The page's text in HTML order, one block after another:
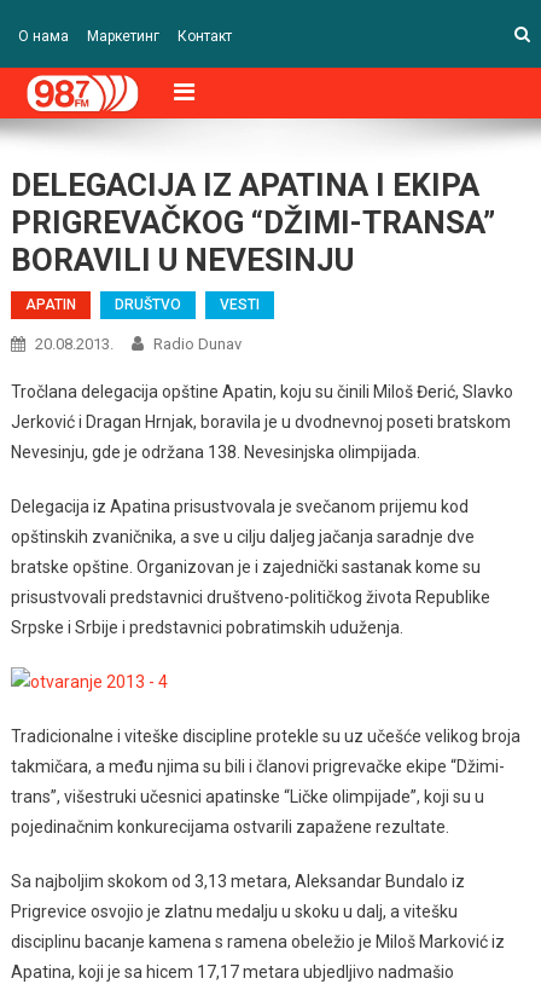
О нама Маркетинг Контакт
DELEGACIJA IZ APATINA I EKIPA
PRIGREVAČKOG “DŽIMI-TRANSA”
BORAVILI U NEVESINJU
APATIN DRUŠTVO VESTI
20.08.2013. Radio Dunav
Tročlana delegacija opštine Apatin, koju su činili Miloš Đerić, Slavko
Jerković i Dragan Hrnjak, boravila je u dvodnevnoj poseti bratskom
Nevesinju, gde je održana 138. Nevesinjska olimpijada.
Delegacija iz Apatina prisustvovala je svečanom prijemu kod
opštinskih zvaničnika, a sve u cilju daljeg jačanja saradnje dve
bratske opštine. Organizovan je i zajednički sastanak kome su
prisustvovali predstavnici društveno-političkog života Republike
Srpske i Srbije i predstavnici pobratimskih uduženja.
Tradicionalne i viteške discipline protekle su uz učešće velikog broja
takmičara, a među njima su bili i članovi prigrevačke ekipe “Džimi-
trans”, višestruki učesnici apatinske “Ličke olimpijade”, koji su u
pojedinačnim konkurecijama ostvarili zapažene rezultate.
Sa najboljim skokom od 3,13 metara, Aleksandar Bundalo iz
Prigrevice osvojio je zlatnu medalju u skoku u dalj, a vitešku
disciplinu bacanje kamena s ramena obeležio je Miloš Marković iz
Apatina, koji je sa hicem 17,17 metara ubjedljivo nadmašio